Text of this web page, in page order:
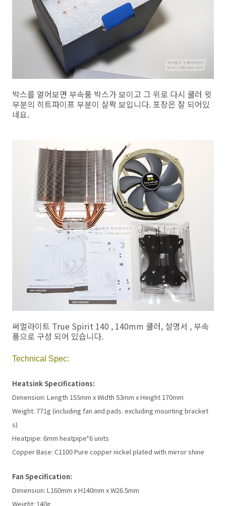
박스를 열어보면 부속품 박스가 보이고 그 위로 다시 쿨러 윗
부분의 히트파이프 부분이 살짝 보입니다. 포장은 잘 되어있
네요.
써멀라이트 True Spirit 140 , 140mm 쿨러, 설명서 , 부속
품으로 구성 되어 있습니다.
Technical Spec:
Heatsink Specifications:
Dimension: Length 155mm x Width 53mm x Height 170mm
Weight: 771g (including fan and pads. excluding mounting bracket
s)
Heatpipe: 6mm heatpipe*6 units
Copper Base: C1100 Pure copper nickel plated with mirror shine
Fan Specification:
Dimension: L160mm x H140mm x W26.5mm
Weight: 140g